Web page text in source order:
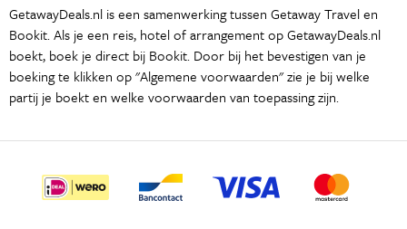
GetawayDeals.nl is een samenwerking tussen Getaway Travel en
Bookit. Als je een reis, hotel of arrangement op GetawayDeals.nl
boekt, boek je direct bij Bookit. Door bij het bevestigen van je
boeking te klikken op "Algemene voorwaarden" zie je bij welke
partij je boekt en welke voorwaarden van toepassing zijn.